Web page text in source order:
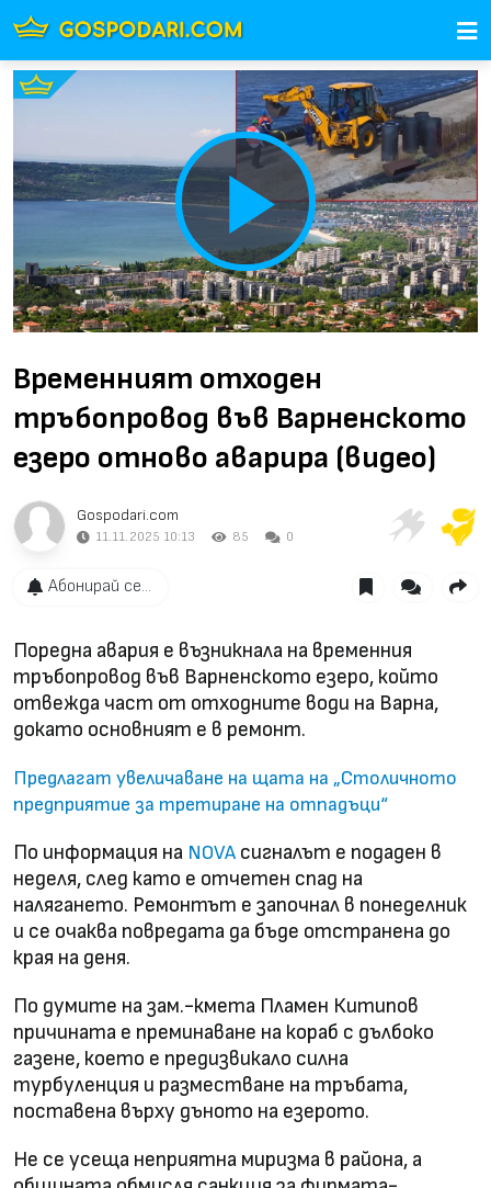
Play
Video
Временният отходен
тръбопровод във Варненското
езеро отново аварира (видео)
Gospodari.com
11.11.2025 10:13 85 0
Абонирай се...
Поредна авария е възникнала на временния
тръбопровод във Варненското езеро, който
отвежда част от отходните води на Варна,
докато основният е в ремонт.
Предлагат увеличаване на щата на „Столичното
предприятие за третиране на отпадъци“
По информация на NOVA сигналът е подаден в
неделя, след като е отчетен спад на
налягането. Ремонтът е започнал в понеделник
и се очаква повредата да бъде отстранена до
края на деня.
По думите на зам.-кмета Пламен Китипов
причината е преминаване на кораб с дълбоко
газене, което е предизвикало силна
турбуленция и разместване на тръбата,
поставена върху дъното на езерото.
Не се усеща неприятна миризма в района, а